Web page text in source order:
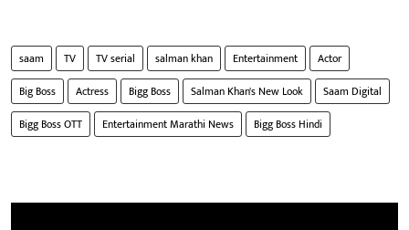
saam TV TV serial salman khan Entertainment
Actor
Big Boss
Actress Bigg Boss Salman Khan's New Look
Saam Digital
Bigg Boss OTT
Entertainment Marathi News Bigg Boss Hindi